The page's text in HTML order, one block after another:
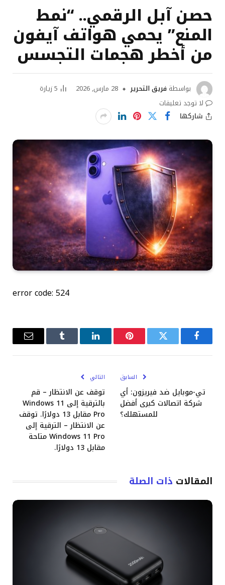
حصن آبل الرقمي.. “نمط
المنع” يحمي هواتف آيفون
من أخطر هجمات التجسس
بواسطة فريق التحرير 28 مارس, 2026 5زيارة
لا توجد تعليقات
شاركها
error code: 524
فيسبوكتويتر بينتيريستلينكدإن Tumblrالبريد
السابق
تي-موبايل ضد فيريزون: أي
شركة اتصالات كبرى أفضل
للمستهلك؟
التالي
توقف عن الانتظار – قم
بالترقية إلى Windows 11
Pro مقابل 13 دولارًا. توقف
عن الانتظار – الترقية إلى
Windows 11 Pro متاحة
مقابل 13 دولارًا.
المقالات ذات الصلة